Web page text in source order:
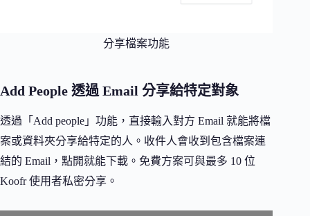
分享檔案功能
Add People 透過 Email 分享給特定對象
透過「Add people」功能，直接輸入對方 Email 就能將檔
案或資料夾分享給特定的人。收件人會收到包含檔案連
結的 Email，點開就能下載。免費方案可與最多 10 位
Koofr 使用者私密分享。